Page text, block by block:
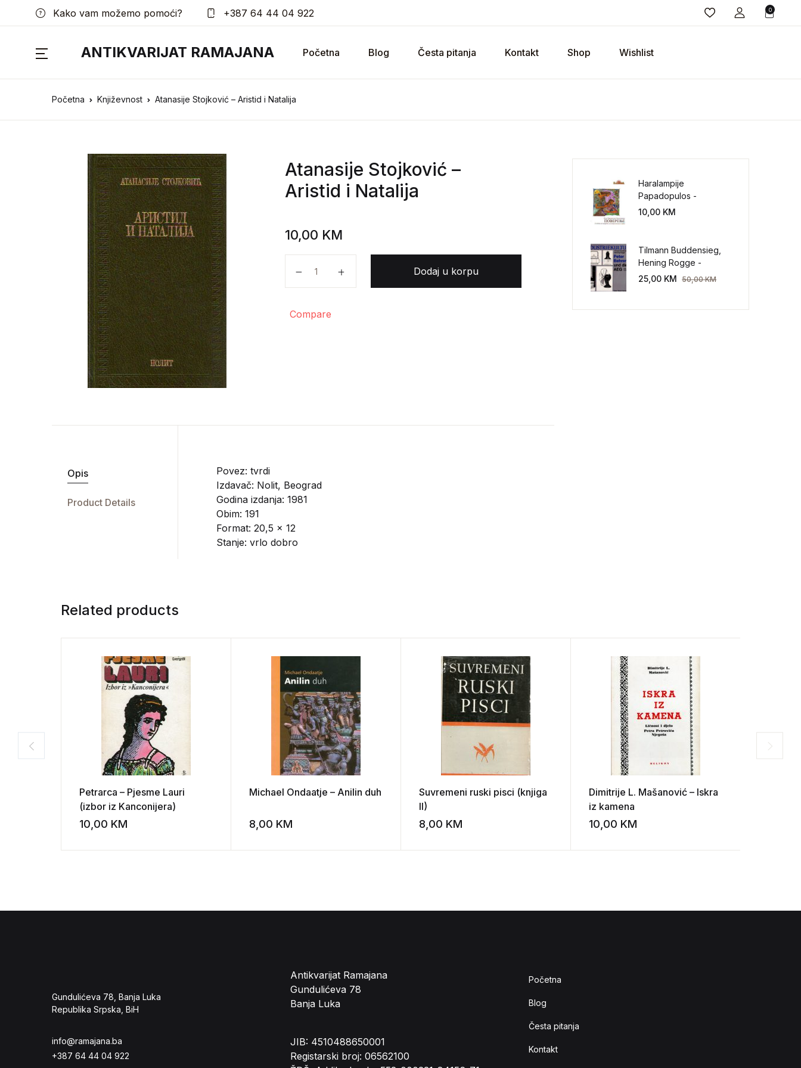
Kako vam možemo pomoći? +387 64 44 04 922 0
ANTIKVARIJAT RAMAJANA Početna Blog Česta pitanja Kontakt Shop Wishlist
Početna Književnost Atanasije Stojković – Aristid i Natalija
Atanasije Stojković –
Aristid i Natalija
10,00 KM
Dodaj u korpu
Compare
Opis
Product Details
Povez: tvrdi
Izdavač: Nolit, Beograd
Godina izdanja: 1981
Obim: 191
Format: 20,5 x 12
Stanje: vrlo dobro
Haralampije
Papadopulos -
Poverenje: sloboda od
10,00 KM
Tilmann Buddensieg,
Hening Rogge -
Industriekultur: Peter
25,00 KM 50,00KM
Related products
Petrarca – Pjesme Lauri
(izbor iz Kanconijera)
10,00 KM Add to wishlist
Michael Ondaatje – Anilin duh
8,00 KM Add to wishlist
Suvremeni ruski pisci (knjiga
II)
8,00 KM Add to wishlist
Dimitrije L. Mašanović – Iskra
iz kamena
10,00 KM
Gundulićeva 78, Banja Luka
Republika Srpska, BiH
info@ramajana.ba
+387 64 44 04 922
Antikvarijat Ramajana
Gundulićeva 78
Banja Luka
JIB: 4510488650001
Registarski broj: 06562100
Početna
Blog
Česta pitanja
Kontakt